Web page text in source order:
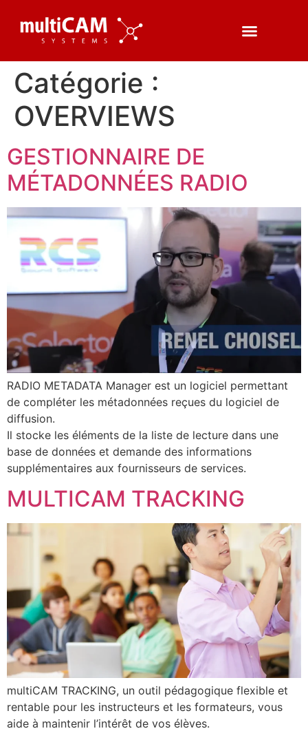
Catégorie :
OVERVIEWS
GESTIONNAIRE DE
MÉTADONNÉES RADIO
RADIO METADATA Manager est un logiciel permettant
de compléter les métadonnées reçues du logiciel de
diffusion.
Il stocke les éléments de la liste de lecture dans une
base de données et demande des informations
supplémentaires aux fournisseurs de services.
MULTICAM TRACKING
multiCAM TRACKING, un outil pédagogique flexible et
rentable pour les instructeurs et les formateurs, vous
aide à maintenir l’intérêt de vos élèves.